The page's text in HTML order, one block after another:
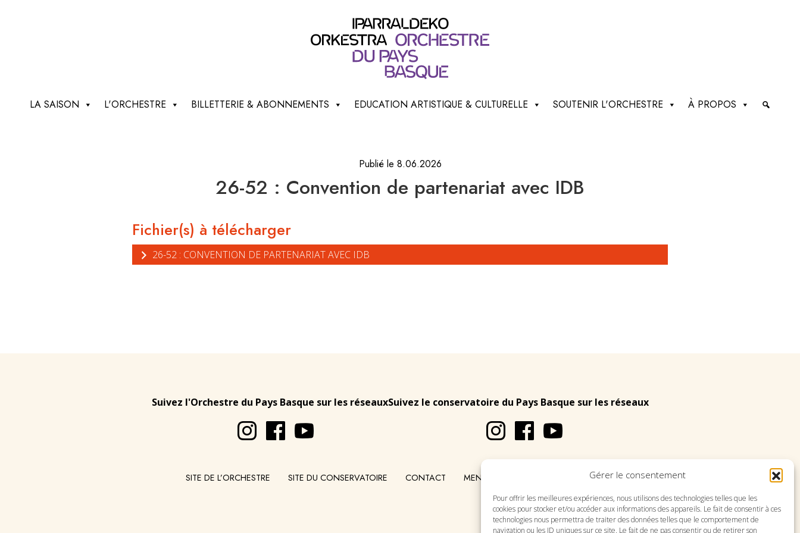
Gérer le consentement
Pour offrir les meilleures expériences, nous utilisons des technologies telles que les
cookies pour stocker et/ou accéder aux informations des appareils. Le fait de consentir à ces
technologies nous permettra de traiter des données telles que le comportement de
navigation ou les ID uniques sur ce site. Le fait de ne pas consentir ou de retirer son
LA SAISON L'ORCHESTRE BILLETTERIE & ABONNEMENTS EDUCATION ARTISTIQUE & CULTURELLE SOUTENIR L'ORCHESTRE À PROPOS
Publié le 8.06.2026
26-52 : Convention de partenariat avec IDB
Fichier(s) à télécharger
26-52 : CONVENTION DE PARTENARIAT AVEC IDB
Suivez l'Orchestre du Pays Basque sur les réseauxSuivez le conservatoire du Pays Basque sur les réseaux
SITE DE L’ORCHESTRE SITE DU CONSERVATOIRE CONTACT MENTIONS LÉGALES PLAN DU SITE